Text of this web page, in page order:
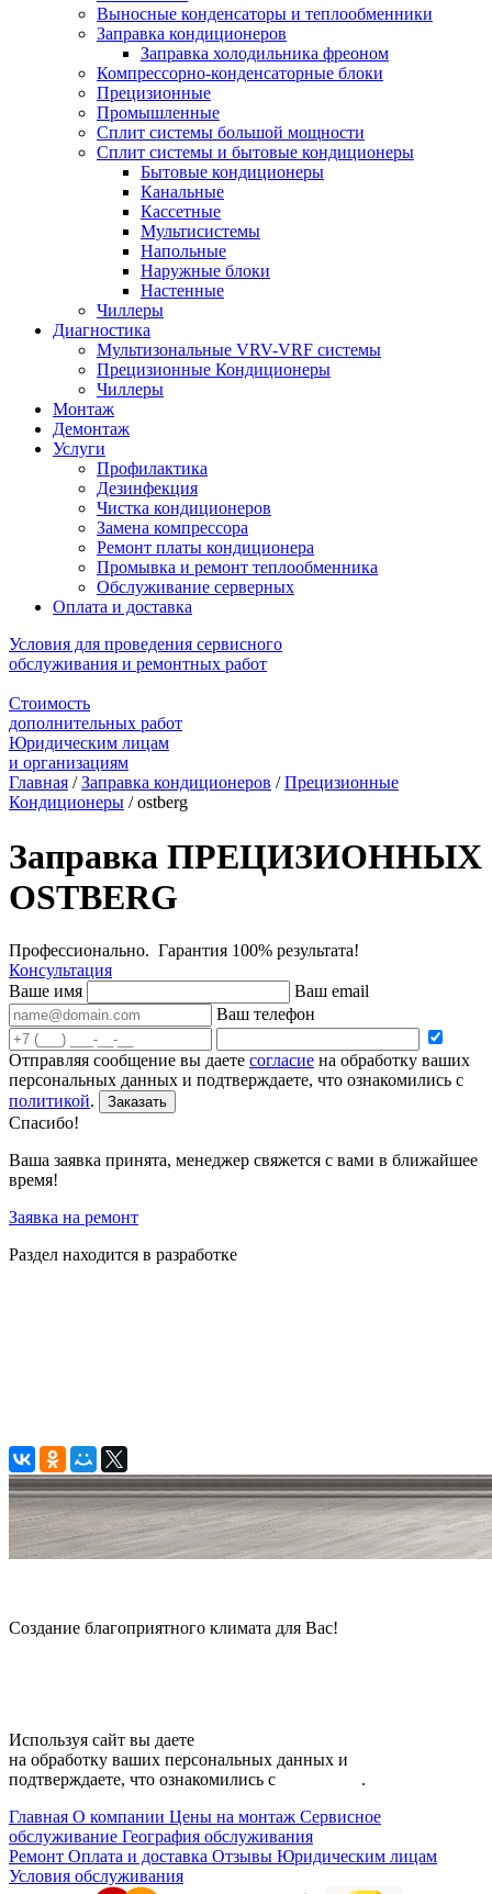
Выносные конденсаторы и теплообменники
Заправка кондиционеров
Заправка холодильника фреоном
Компрессорно-конденсаторные блоки
Прецизионные
Промышленные
Сплит системы большой мощности
Сплит системы и бытовые кондиционеры
Бытовые кондиционеры
Канальные
Кассетные
Мультисистемы
Напольные
Наружные блоки
Настенные
Чиллеры
Диагностика
Мультизональные VRV-VRF системы
Прецизионные Кондиционеры
Чиллеры
Монтаж
Демонтаж
Услуги
Профилактика
Дезинфекция
Чистка кондиционеров
Замена компрессора
Ремонт платы кондиционера
Промывка и ремонт теплообменника
Обслуживание серверных
Оплата и доставка
Условия для проведения сервисного
обслуживания и ремонтных работ
Стоимость
дополнительных работ
Юридическим лицам
и организациям
Главная /Заправка кондиционеров /Прецизионные
Кондиционеры /ostberg
Заправка ПРЕЦИЗИОННЫХ
OSTBERG
Профессионально. Гарантия 100% результата!
Консультация
Ваше имя
Ваш email
Ваш телефон
Отправляя сообщение вы даете согласие на обработку ваших
персональных данных и подтверждаете, что ознакомились с
политикой. Заказать
Спасибо!
Ваша заявка принята, менеджер свяжется с вами в ближайшее
время!
Заявка на ремонт
Раздел находится в разработке
Создание благоприятного климата для Вас!
Используя сайт вы даете
на обработку ваших персональных данных и
подтверждаете, что ознакомились с
.
Главная О компании Цены на монтаж Сервисное
обслуживание География обслуживания
Ремонт Оплата и доставка Отзывы Юридическим лицам
Условия обслуживания